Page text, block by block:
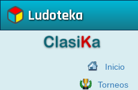
Ludoteka
Inicio
Torneos